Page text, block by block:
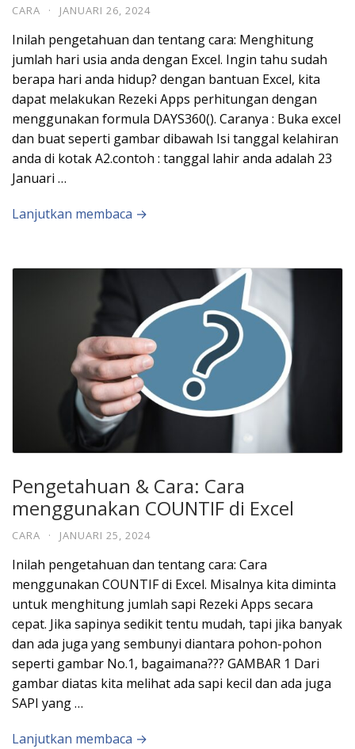
CARA · JANUARI 26, 2024
Inilah pengetahuan dan tentang cara: Menghitung
jumlah hari usia anda dengan Excel. Ingin tahu sudah
berapa hari anda hidup? dengan bantuan Excel, kita
dapat melakukan Rezeki Apps perhitungan dengan
menggunakan formula DAYS360(). Caranya : Buka excel
dan buat seperti gambar dibawah Isi tanggal kelahiran
anda di kotak A2.contoh : tanggal lahir anda adalah 23
Januari …
Lanjutkan membaca →
Pengetahuan & Cara: Cara
menggunakan COUNTIF di Excel
CARA · JANUARI 25, 2024
Inilah pengetahuan dan tentang cara: Cara
menggunakan COUNTIF di Excel. Misalnya kita diminta
untuk menghitung jumlah sapi Rezeki Apps secara
cepat. Jika sapinya sedikit tentu mudah, tapi jika banyak
dan ada juga yang sembunyi diantara pohon-pohon
seperti gambar No.1, bagaimana??? GAMBAR 1 Dari
gambar diatas kita melihat ada sapi kecil dan ada juga
SAPI yang …
Lanjutkan membaca →